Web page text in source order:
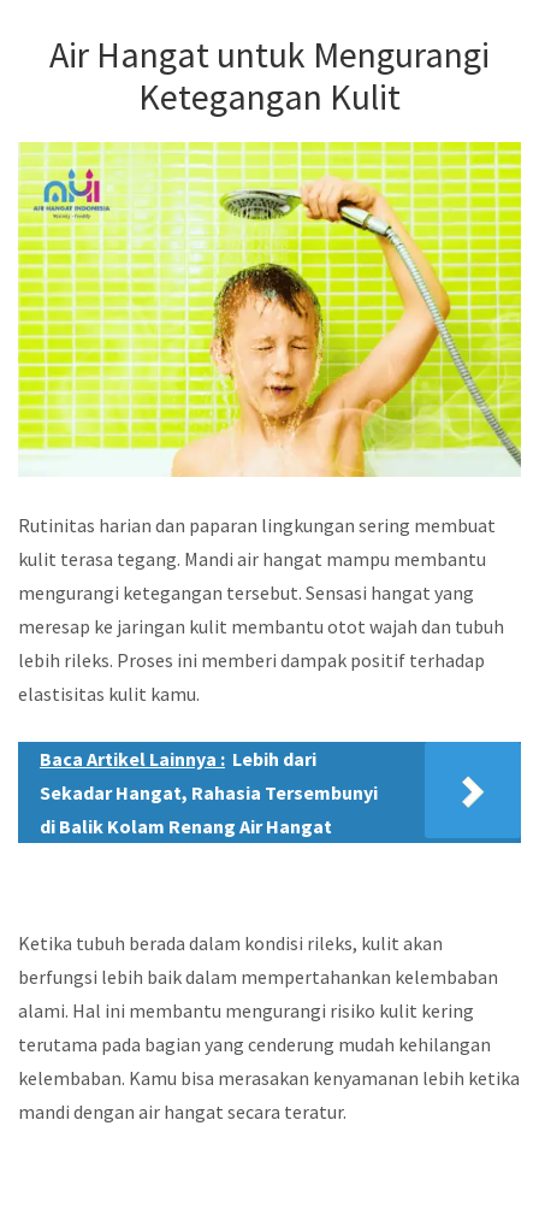
Air Hangat untuk Mengurangi
Ketegangan Kulit
Rutinitas harian dan paparan lingkungan sering membuat
kulit terasa tegang. Mandi air hangat mampu membantu
mengurangi ketegangan tersebut. Sensasi hangat yang
meresap ke jaringan kulit membantu otot wajah dan tubuh
lebih rileks. Proses ini memberi dampak positif terhadap
elastisitas kulit kamu.
Baca Artikel Lainnya : Lebih dari
Sekadar Hangat, Rahasia Tersembunyi
di Balik Kolam Renang Air Hangat
Ketika tubuh berada dalam kondisi rileks, kulit akan
berfungsi lebih baik dalam mempertahankan kelembaban
alami. Hal ini membantu mengurangi risiko kulit kering
terutama pada bagian yang cenderung mudah kehilangan
kelembaban. Kamu bisa merasakan kenyamanan lebih ketika
mandi dengan air hangat secara teratur.